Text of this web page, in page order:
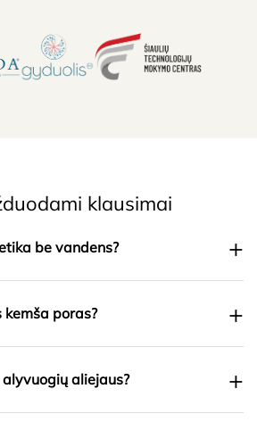
klausimai
be vandens? +
poras? +
aliejaus? +